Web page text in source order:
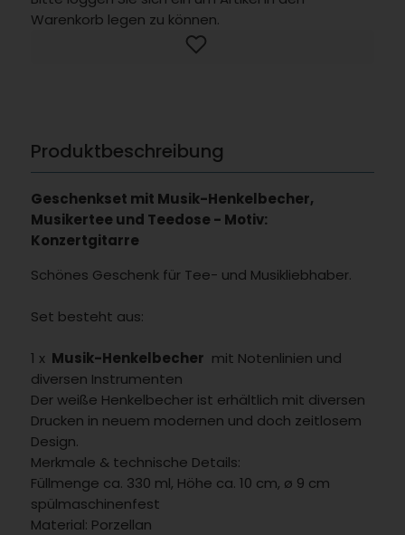
Warenkorb legen zu können.
Produktbeschreibung
Geschenkset mit Musik-Henkelbecher,
Musikertee und Teedose - Motiv:
Konzertgitarre
Schönes Geschenk für Tee- und Musikliebhaber.
Set besteht aus:
1 x Musik-Henkelbecher mit Notenlinien und
diversen Instrumenten
Der weiße Henkelbecher ist erhältlich mit diversen
Drucken in neuem modernen und doch zeitlosem
Design.
Merkmale & technische Details:
Füllmenge ca. 330 ml, Höhe ca. 10 cm, ø 9 cm
spülmaschinenfest
Material: Porzellan